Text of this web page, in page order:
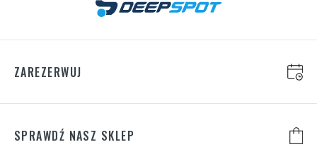
ZAREZERWUJ
SPRAWDŹ NASZ SKLEP